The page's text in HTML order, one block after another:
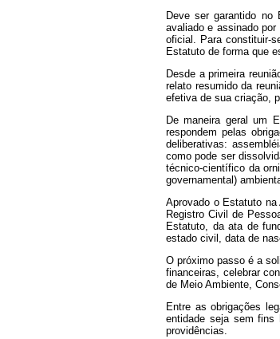
Deve ser garantido no
avaliado e assinado
oficial. Para constituir-
Estatuto de forma que
Desde a primeira
relato resumido da
efetiva de sua criação,
De maneira geral um
respondem pelas
deliberativas:
como pode ser
técnico-científico da
governamental)
Aprovado o Estatuto
Registro Civil de
Estatuto, da ata de
estado civil, data de
O próximo passo é a
financeiras, celebrar
de Meio Ambiente,
Entre as obrigações
entidade seja sem fins
providências.